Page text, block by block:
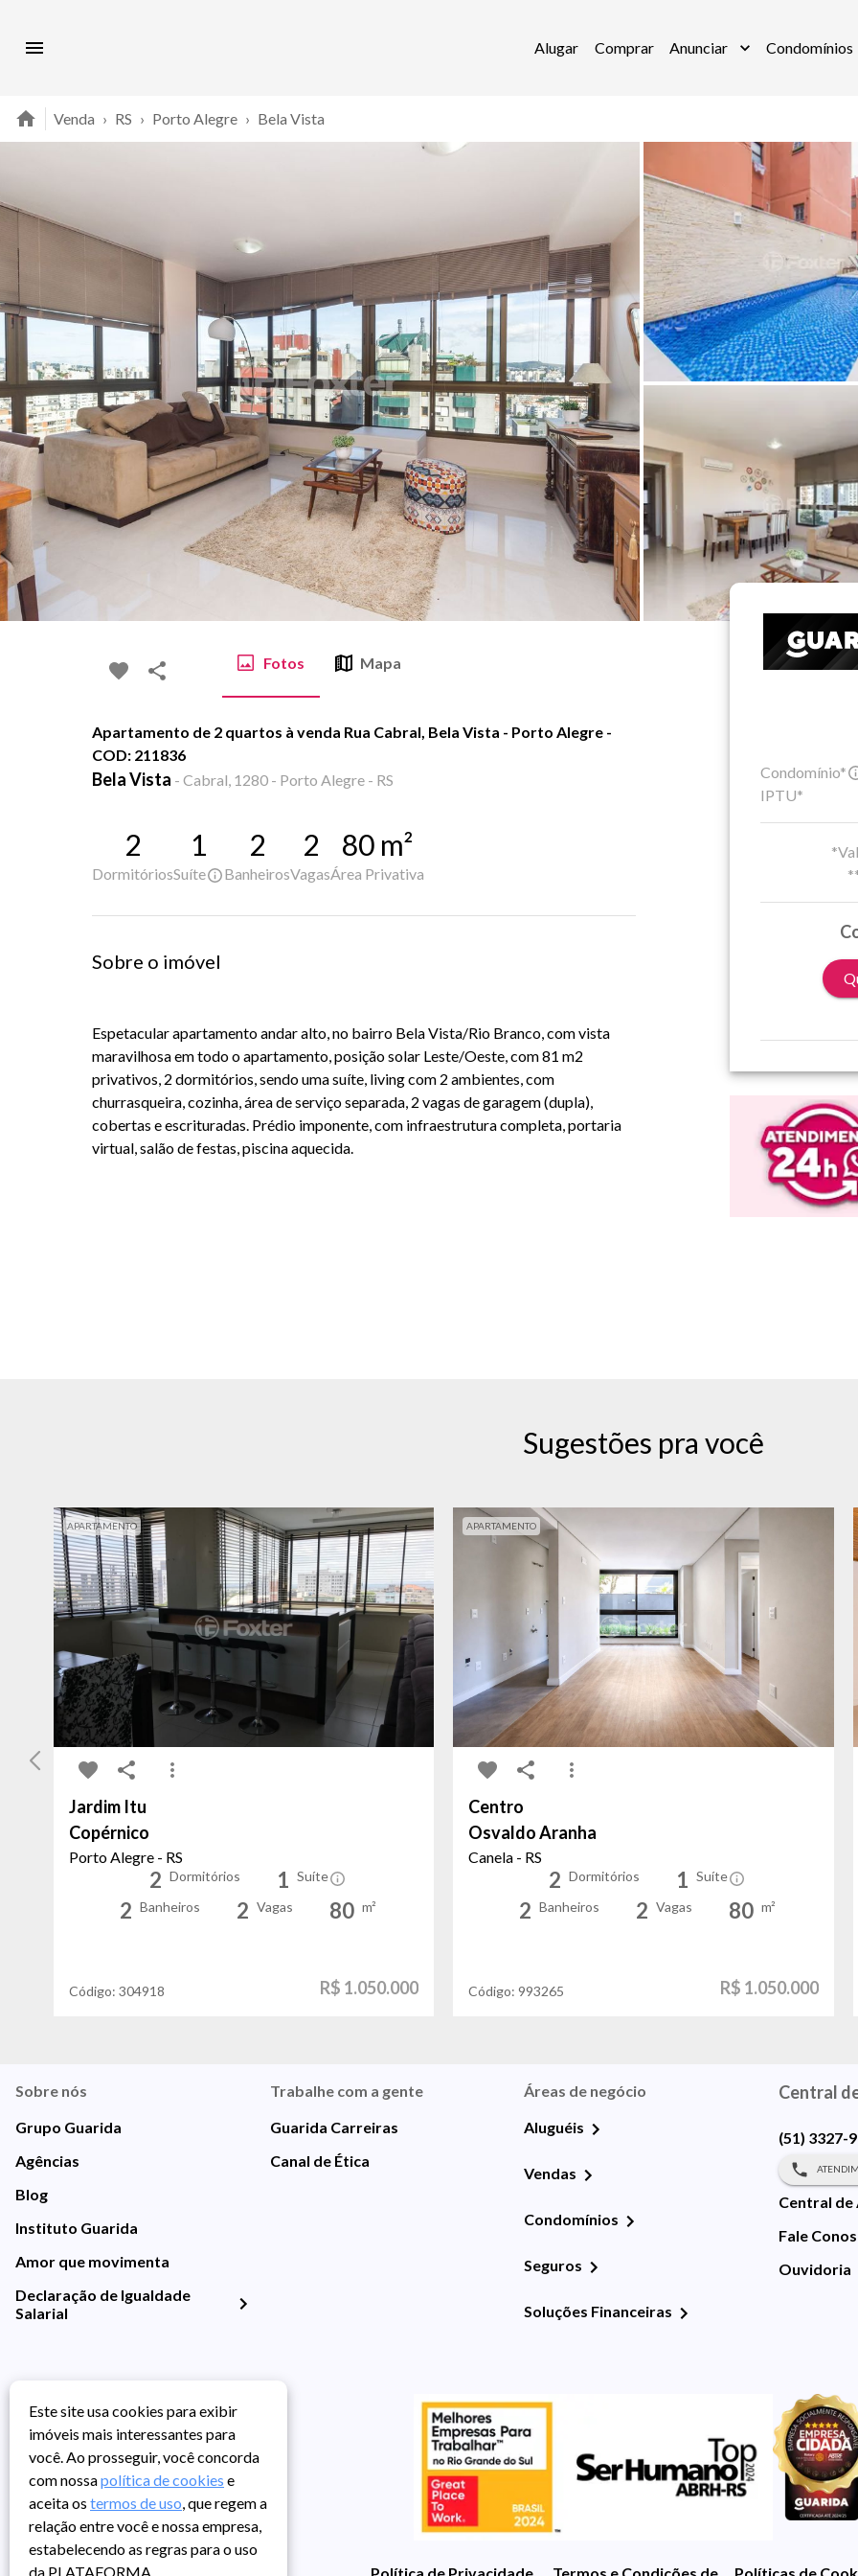
Alugar Comprar Anunciar Condomínios
Venda › RS › Porto Alegre › Bela Vista
Fotos Mapa
Apartamento de 2 quartos à venda Rua Cabral, Bela Vista - Porto Alegre -
COD: 211836
Bela Vista - Cabral, 1280 - Porto Alegre - RS
2
Dormitórios
1
Suíte
2
Banheiros
2
Vagas
80 m²
Área Privativa
Sobre o imóvel
Espetacular apartamento andar alto, no bairro Bela Vista/Rio Branco, com vista
maravilhosa em todo o apartamento, posição solar Leste/Oeste, com 81 m2
privativos, 2 dormitórios, sendo uma suíte, living com 2 ambientes, com
churrasqueira, cozinha, área de serviço separada, 2 vagas de garagem (dupla),
cobertas e escrituradas. Prédio imponente, com infraestrutura completa, portaria
virtual, salão de festas, piscina aquecida.
Condomínio*
IPTU*
Sugestões pra você
APARTAMENTO
Jardim Itu
Copérnico
Porto Alegre - RS
2 Dormitórios 1 Suíte
2 Banheiros 2 Vagas 80 m²
Código: 304918 R$ 1.050.000
APARTAMENTO
Centro
Osvaldo Aranha
Canela - RS
2 Dormitórios 1 Suíte
2 Banheiros 2 Vagas 80 m²
Código:993265 R$ 1.050.000
Sobre nós
Grupo Guarida
Agências
Blog
Instituto Guarida
Amor que movimenta
Declaração de Igualdade
Salarial
Trabalhe com a gente
Guarida Carreiras
Canal de Ética
Áreas de negócio
Aluguéis
Vendas
Condomínios
Seguros
Soluções Financeiras
Central
(51) 3327-
Central de
Fale
Ouvidoria
Política de Privacidade Termos e Condições de UsoPolíticas de
Este site usa cookies para exibir
imóveis mais interessantes para
você. Ao prosseguir, você concorda
com nossapolítica de cookies e
aceita os termos de uso, que regem a
relação entre você e nossa empresa,
estabelecendo as regras para o uso
da PLATAFORMA.